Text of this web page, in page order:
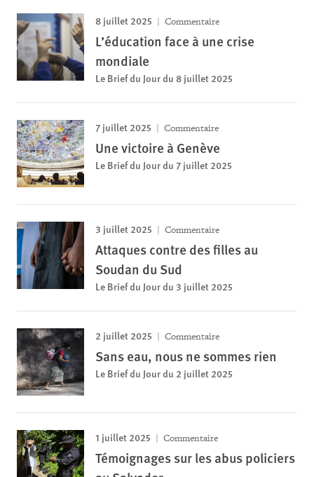
8 juillet 2025 Commentaire
L’éducation face à une crise
mondiale
Le Brief du Jour du 8 juillet 2025
7 juillet 2025 Commentaire
Une victoire à Genève
Le Brief du Jour du 7 juillet 2025
3 juillet 2025 Commentaire
Attaques contre des filles au
Soudan du Sud
Le Brief du Jour du 3 juillet 2025
2 juillet 2025 Commentaire
Sans eau, nous ne sommes rien
Le Brief du Jour du 2 juillet 2025
1 juillet 2025 Commentaire
Témoignages sur les abus policiers